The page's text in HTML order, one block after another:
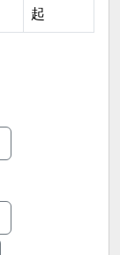
起